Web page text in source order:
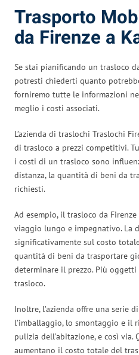
Trasporto
da Firenze a
Se stai pianificando un trasloco
potresti chiederti quanto
forniremo tutte le informazioni
meglio i costi associati.
L’azienda di traslochi Traslochi
di trasloco a prezzi competitivi.
i costi di un trasloco sono
distanza, la quantità di beni da
richiesti.
Ad esempio, il trasloco da
viaggio lungo e impegnativo. La
significativamente sul costo
quantità di beni da trasportare
determinare il prezzo. Più
trasloco.
Inoltre, l’azienda offre una serie
l’imballaggio, lo smontaggio e il
pulizia dell’abitazione, e così via.
aumentano il costo totale del